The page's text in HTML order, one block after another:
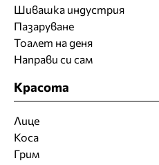
Шивашка индустрия
Пазаруване
Тоалет на деня
Направи си сам
Красота
Лице
Коса
Грим